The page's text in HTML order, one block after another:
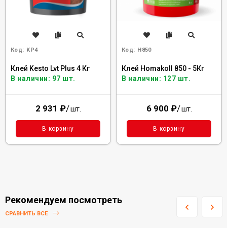
Код: KP4
Клей Kesto Lvt Plus 4 Кг
В наличии: 97 шт.
2 931 ₽/шт.
В корзину
Код: H850
Клей Homakoll 850 - 5Кг
В наличии: 127 шт.
6 900 ₽/шт.
В корзину
Рекомендуем посмотреть
СРАВНИТЬ ВСЕ